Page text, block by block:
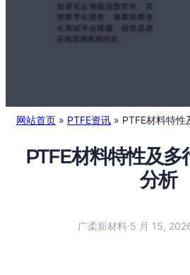
网站首页 » PTFE资讯 » PTFE材料特
PTFE材料特性及多
分析
广柔新材料·5 月 15,